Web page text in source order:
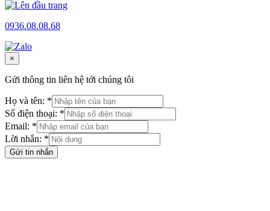
0936.08.08.68
×
Gửi thông tin liên hệ tới chúng tôi
Họ và tên: *
Số điện thoại: *
Email: *
Lời nhắn: *
Gửi tin nhắn